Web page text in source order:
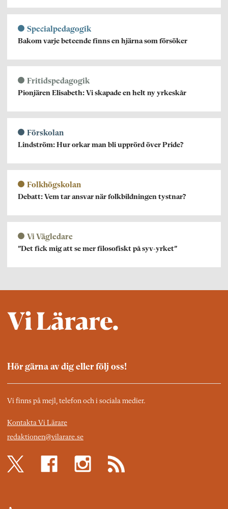
Specialpedagogik
Bakom varje beteende finns en hjärna som försöker
Fritidspedagogik
Pionjären Elisabeth: Vi skapade en helt ny yrkeskår
Förskolan
Lindström: Hur orkar man bli upprörd över Pride?
Folkhögskolan
Debatt: Vem tar ansvar när folkbildningen tystnar?
Vi Vägledare
”Det fick mig att se mer filosofiskt på syv-yrket”
Hör gärna av dig eller följ oss!
Vi finns på mejl, telefon och i sociala medier.
Kontakta Vi Lärare
redaktionen@vilarare.se